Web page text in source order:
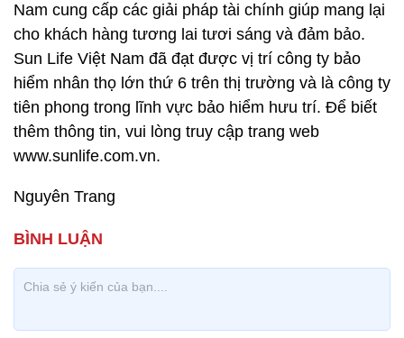
Nam cung cấp các giải pháp tài chính giúp mang lại
cho khách hàng tương lai tươi sáng và đảm bảo.
Sun Life Việt Nam đã đạt được vị trí công ty bảo
hiểm nhân thọ lớn thứ 6 trên thị trường và là công ty
tiên phong trong lĩnh vực bảo hiểm hưu trí. Để biết
thêm thông tin, vui lòng truy cập trang web
www.sunlife.com.vn.
Nguyên Trang